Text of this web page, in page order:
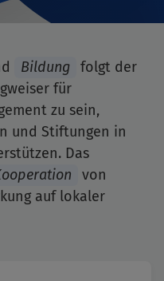
Bildung folgt der
für
zu sein,
und Stiftungen in
Das
von
auf lokaler